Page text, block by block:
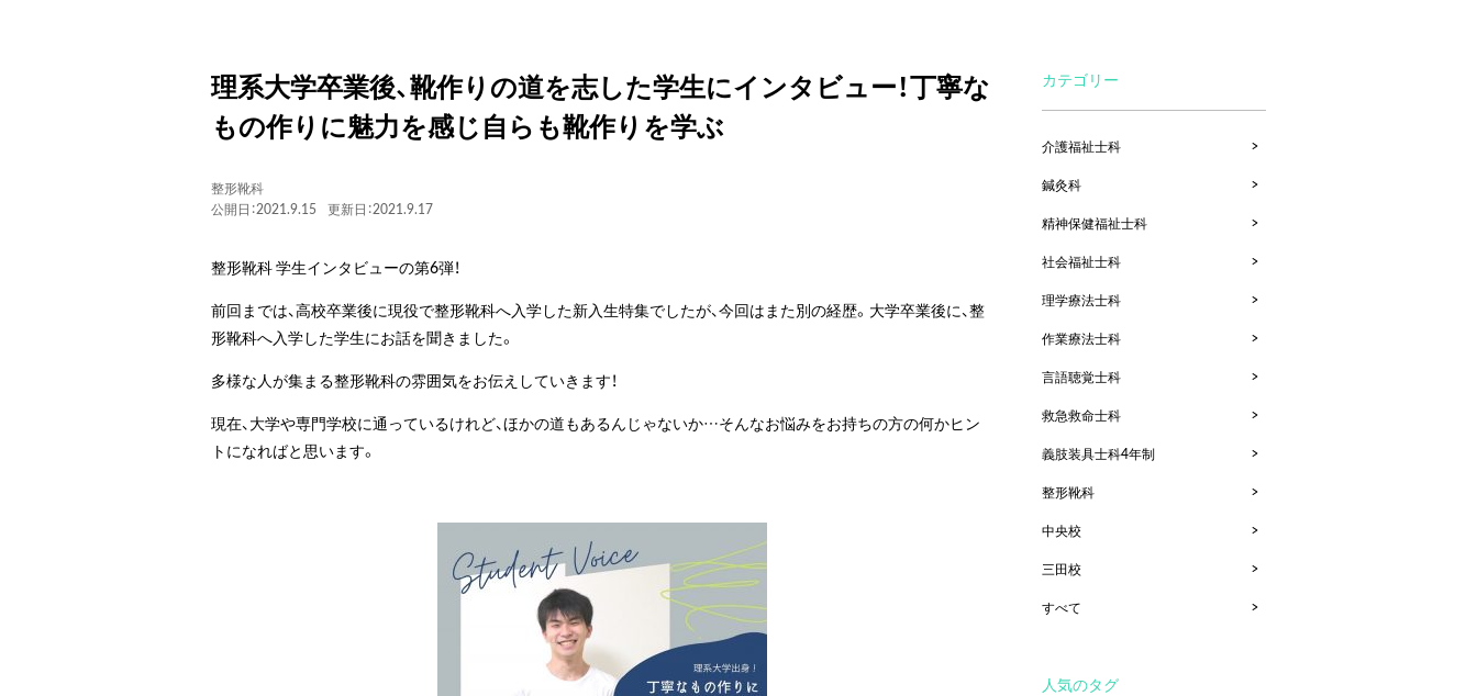
理系大学卒業後、靴作りの道を志した学生にインタビュー！丁寧な
もの作りに魅力を感じ自らも靴作りを学ぶ
整形靴科
公開日：2021.9.15
更新日：2021.9.17
整形靴科 学生インタビューの第6弾！
前回までは、高校卒業後に現役で整形靴科へ入学した新入生特集でしたが、今回はまた別の経歴。大学卒業後に、整
形靴科へ入学した学生にお話を聞きました。
多様な人が集まる整形靴科の雰囲気をお伝えしていきます！
現在、大学や専門学校に通っているけれど、ほかの道もあるんじゃないか…そんなお悩みをお持ちの方の何かヒン
トになればと思います。
カテゴリー
介護福祉士科
鍼灸科
精神保健福祉士科
社会福祉士科
理学療法士科
作業療法士科
言語聴覚士科
救急救命士科
義肢装具士科4年制
整形靴科
中央校
三田校
すべて
人気のタグ